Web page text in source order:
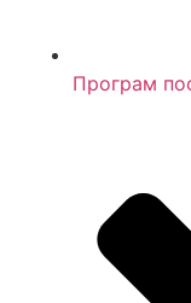
Програм